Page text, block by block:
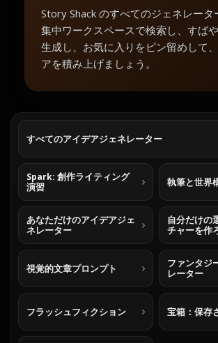
Story Shack のすべてのジェネレータ
集中ワークスペースで検索し、すば
生成し、お気に入りをピン留めして
アを積み上げましょう。
すべてのアイデアジェネレーター
Spark: 創作ライティング
演習
執筆と世界
あなただけのアイデアジェ
ネレーター
自分だけの
チャーを作
視覚的文章プロンプト
ファンタジ
レーター
フラッシュフィクション 宝箱：保存